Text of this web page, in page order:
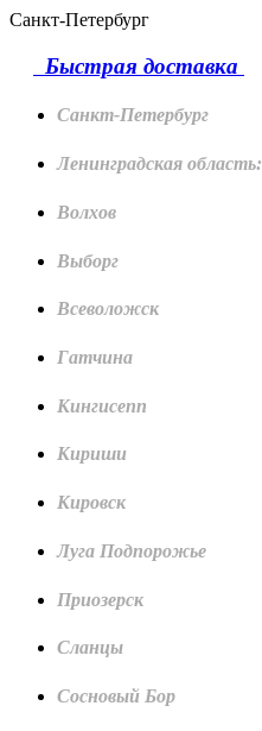
Санкт-Петербург
Быстрая доставка
Санкт-Петербург
Ленинградская область:
Волхов
Выборг
Всеволожск
Гатчина
Кингисепп
Кириши
Кировск
Луга Подпорожье
Приозерск
Сланцы
Сосновый Бор